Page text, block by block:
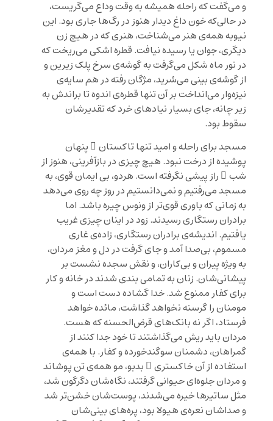
و می‌گفت که راحله همیشه به وقت وداع می‌گریست،
در حالی‌که خون داغ دیدار هنوز در رگ‌ها جاری بود. این
نیوبه همه‌ی هنر می‌شناخت، هنری که در هیچ زن
دیگری، جوان یا رسیده نیافت. قطره اشکی می‌ریخت که
در نور ماه شکل می‌گرفت به گوشه‌ی سرخ پلک زیرین و
از گوشه‌ی بینی می‌سُرید، مژگان رفته در هم سایه‌ی
نیزه‌وار می‌انداخت بر آن تنها قطره‌ی اندوه تا براندش به
زیر چانه، جای بسیار نیادهای خرد که تقدیرشان
سقوط بود.
مسجد برای راحله و امید تنها تاکستان ِ پنهان
پوشیده از درخت نبود. هیچ چیزی در بازآفرینی، هنوز از
شب ِ راز پیشی نگرفته است. هردو، بی ایمان قوی، به
مسجد می‌رفتیم و نمی‌دانستیم در روز چه روی می‌دهد
به زمانی که باوری قوی‌تر از ونوس چیره باشد. اما
برادران رستگاری رسیدند. زود در اینان چیزی غریب
یافتیم. اندیشه‌ی برادران رستگاری، زاده‌ی غاری
مسموم، بی‌صدا آمد و جای گرفت در دل و مغز مردان،
به ویژه پیران و بی‌کاران، و نقش سجده نشست بر
پیشانی‌شان. زنان به تمامی بندی شدند در خانه و کار
برای کفار ممنوع شد. خدا گشاده دست است و
مومنان را گرسنه نخواهد گذاشت، مائده خواهد
فرستاد، اگر نه بانک‌های قرض‌الحسنه که هست.
مردان باید ریش می‌گذاشتند تا خود جدا کنند از
گمراهان، دشمنان سوگندخورده و کفار. با همه‌ی
استفاده از آن خاکستری ِ بدبو، مو همه‌ی تن پوشاند
و مردان جلوه‌ای حیوانی گرفتند، نگاه‌شان دگرگون شد،
مثل ساتیرها خیره می‌شدند، پوست‌شان خشن‌تر شد
و صداشان نعره‌ی هیولا بود، پره‌های بینی‌شان